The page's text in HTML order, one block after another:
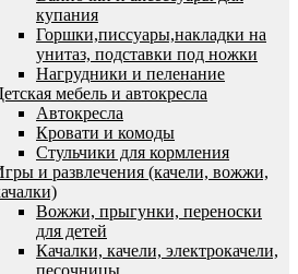
купания
Горшки,писсуары,накладки на
унитаз, подставки под ножки
Нагрудники и пеленание
мебель и автокресла
Автокресла
Кровати и комоды
Стульчики для кормления
и развлечения (качели, вожжи,
Вожжи, прыгунки, переноски
для детей
Качалки, качели, электрокачели,
песочницы